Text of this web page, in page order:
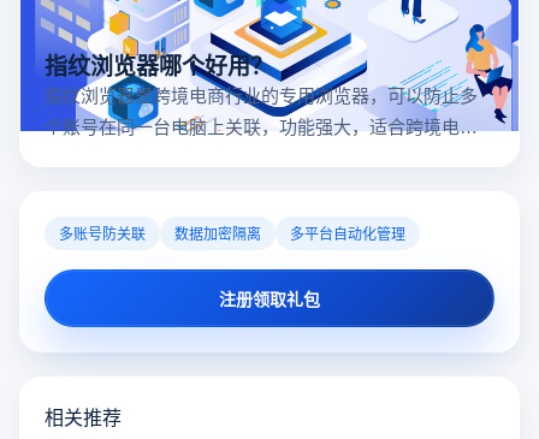
指纹浏览器哪个好用？
指纹浏览器是跨境电商行业的专用浏览器，可以防止多
个账号在同一台电脑上关联，功能强大，适合跨境电商
多账号防关联 数据加密隔离 多平台自动化管理
注册领取礼包
相关推荐